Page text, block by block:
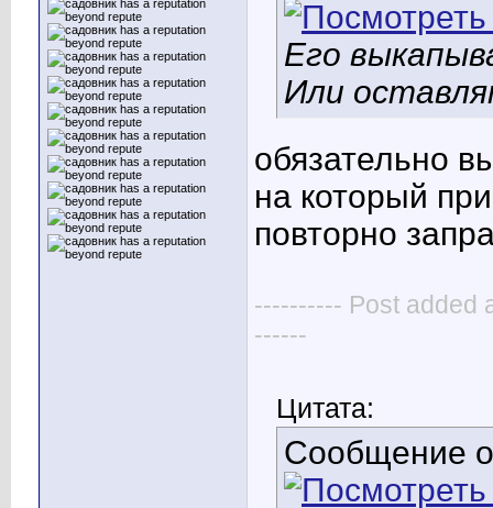
Его
Или
обязательно
на который
повторно
---------- Post added
------
Цитата:
Сообщение